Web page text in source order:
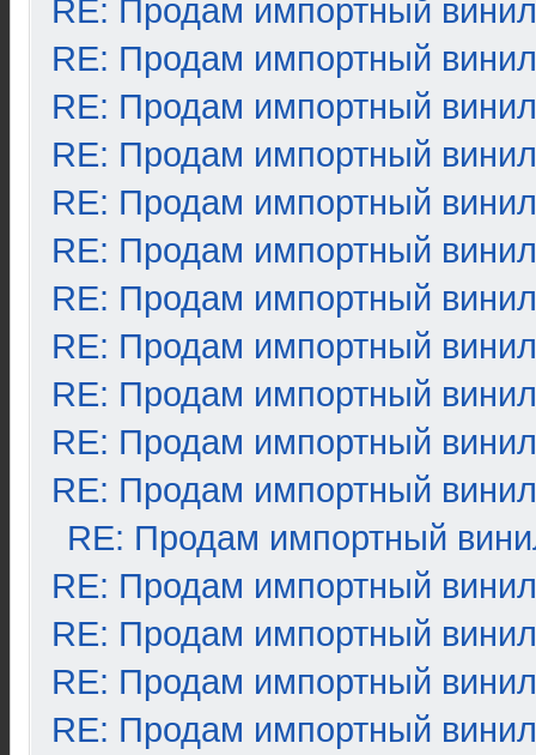
RE: Продам импортный винил
RE: Продам импортный винил
RE: Продам импортный винил
RE: Продам импортный винил
RE: Продам импортный винил
RE: Продам импортный винил
RE: Продам импортный винил
RE: Продам импортный винил
RE: Продам импортный винил
RE: Продам импортный винил
RE: Продам импортный винил
RE: Продам импортный
RE: Продам импортный винил
RE: Продам импортный винил
RE: Продам импортный винил
RE: Продам импортный винил